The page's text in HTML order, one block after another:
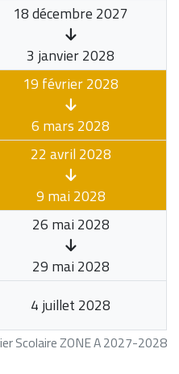
Scolaire ZONE A 2027-2028
18 décembre 2027
3 janvier 2028
19 février 2028
6 mars 2028
22 avril 2028
9 mai 2028
26 mai 2028
29 mai 2028
4 juillet 2028